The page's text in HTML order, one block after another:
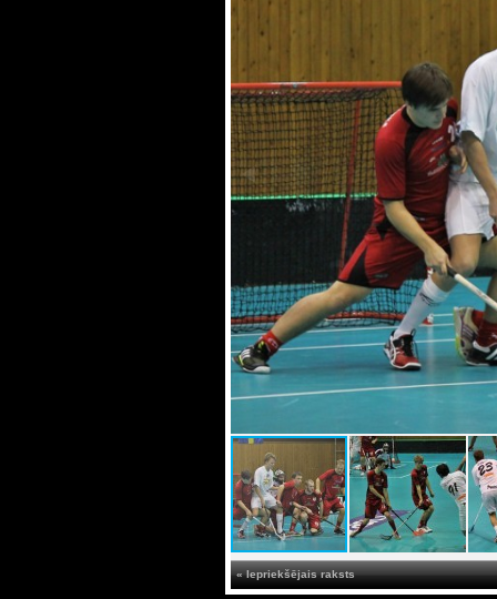
« Iepriekšējais raksts